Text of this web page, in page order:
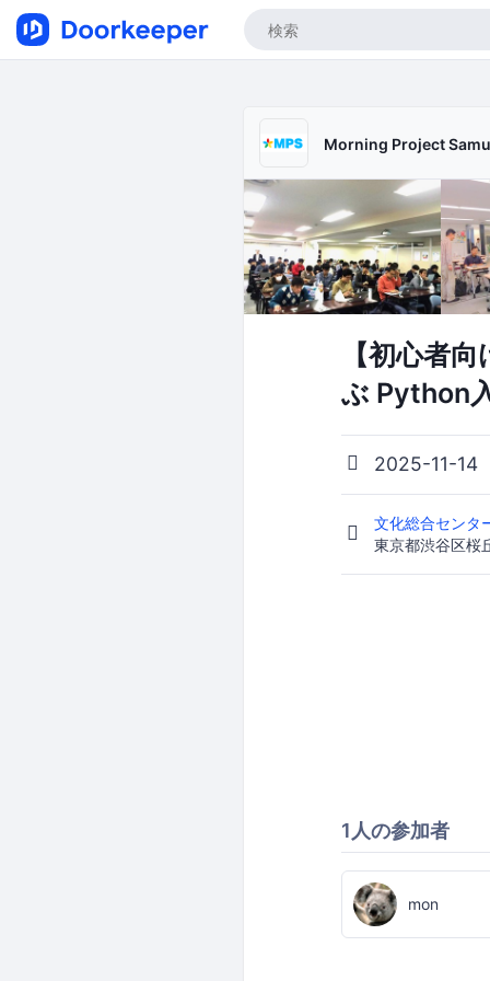
Morning Project
【初心者
ぶ Python
2025-11-14
文化総合センタ
東京都渋谷区桜
1人の参加者
mon